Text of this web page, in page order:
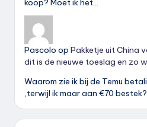
Pascolo op Pakketje uit China
dit is de nieuwe toeslag en zo
Waarom zie ik bij de Temu
,terwijl ik maar aan €70 bestek?